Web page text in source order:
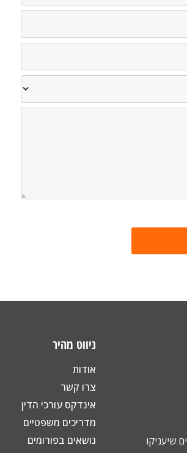
שיעניקו
ניווט מהיר
אודות
צרו קשר
אינדקס עורכי הדין
מדריכים משפטיים
נושאים בפורומים